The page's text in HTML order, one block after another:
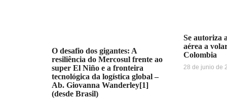
O desafio dos gigantes: A
resiliência do Mercosul frente ao
super El Niño e a fronteira
tecnológica da logística global –
Ab. Giovanna Wanderley[1]
(desde Brasil)
Se autoriza
aérea a
Colombia
28 de junio de